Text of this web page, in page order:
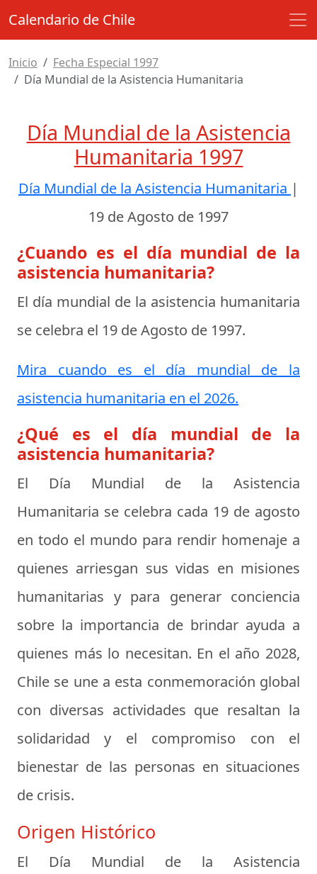
Calendario de Chile
Inicio
Fecha Especial 1997
Día Mundial de la Asistencia Humanitaria
Día Mundial de la Asistencia
Humanitaria 1997
Día Mundial de la Asistencia Humanitaria |
19 de Agosto de 1997
¿Cuando es el día mundial de la
asistencia humanitaria?
El día mundial de la asistencia humanitaria
se celebra el 19 de Agosto de 1997.
Mira cuando es el día mundial de la
asistencia humanitaria en el 2026.
¿Qué es el día mundial de la
asistencia humanitaria?
El Día Mundial de la Asistencia
Humanitaria se celebra cada 19 de agosto
en todo el mundo para rendir homenaje a
quienes arriesgan sus vidas en misiones
humanitarias y para generar conciencia
sobre la importancia de brindar ayuda a
quienes más lo necesitan. En el año 2028,
Chile se une a esta conmemoración global
con diversas actividades que resaltan la
solidaridad y el compromiso con el
bienestar de las personas en situaciones
de crisis.
Origen Histórico
El Día Mundial de la Asistencia